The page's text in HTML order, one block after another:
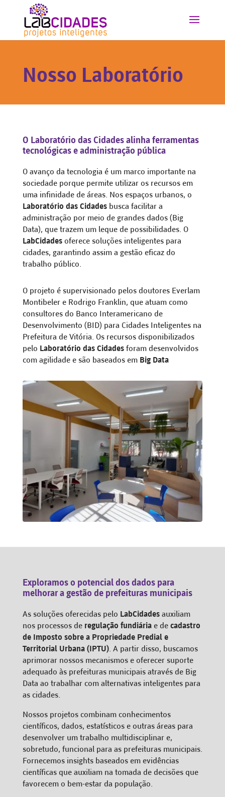
Nosso Laboratório
O Laboratório das Cidades alinha ferramentas
tecnológicas e administração pública
O avanço da tecnologia é um marco importante na
sociedade porque permite utilizar os recursos em
uma infinidade de áreas. Nos espaços urbanos, o
Laboratório das Cidadesbusca facilitar a
administração por meio de grandes dados (Big
Data), que trazem um leque de possibilidades. O
LabCidadesoferece soluções inteligentes para
cidades, garantindo assim a gestão eficaz do
trabalho público.
O projeto é supervisionado pelos doutores Everlam
Montibeler e Rodrigo Franklin, que atuam como
consultores do Banco Interamericano de
Desenvolvimento (BID) para Cidades Inteligentes na
Prefeitura de Vitória. Os recursos disponibilizados
pelo Laboratório das Cidadesforam desenvolvidos
com agilidade e são baseados em Big Data
Exploramos o potencial dos dados para
melhorar a gestão de prefeituras municipais
As soluções oferecidas pelo LabCidadesauxiliam
nos processos deregulação fundiária e decadastro
de Imposto sobre a Propriedade Predial e
Territorial Urbana (IPTU). A partir disso, buscamos
aprimorar nossos mecanismos e oferecer suporte
adequado às prefeituras municipais através de Big
Data ao trabalhar com alternativas inteligentes para
as cidades.
Nossos projetos combinam conhecimentos
científicos, dados, estatísticos e outras áreas para
desenvolver um trabalho multidisciplinar e,
sobretudo, funcional para as prefeituras municipais.
Fornecemos insights baseados em evidências
científicas que auxiliam na tomada de decisões que
favorecem o bem-estar da população.